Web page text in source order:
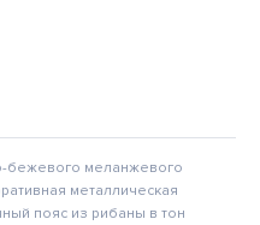
бежевого меланжевого
металлическая
пояс из рибаны в тон